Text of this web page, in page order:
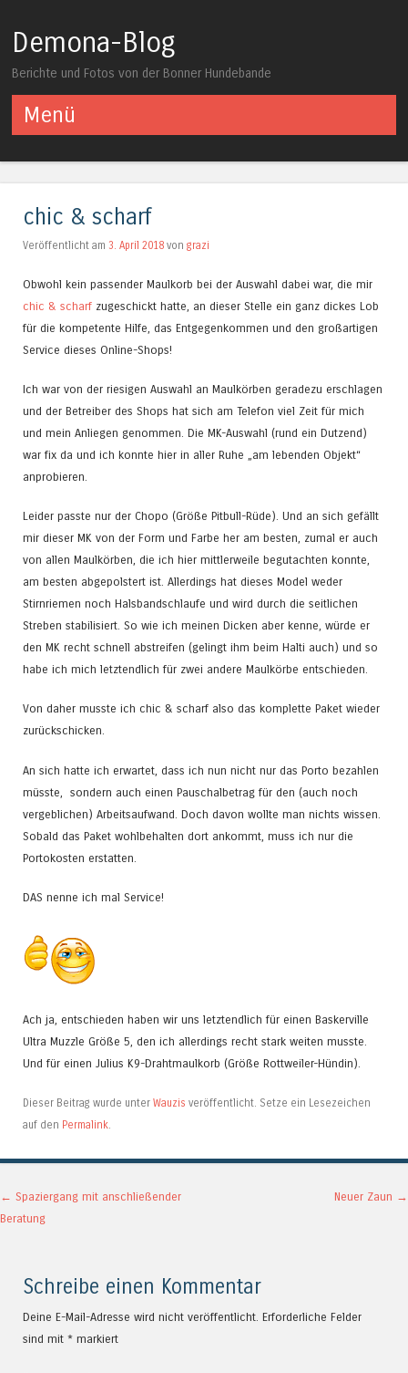
Demona-Blog
Berichte und Fotos von der Bonner Hundebande
Menü
chic & scharf
Veröffentlicht am 3. April 2018 von grazi
Obwohl kein passender Maulkorb bei der Auswahl dabei war, die mir
chic & scharf zugeschickt hatte, an dieser Stelle ein ganz dickes Lob
für die kompetente Hilfe, das Entgegenkommen und den großartigen
Service dieses Online-Shops!
Ich war von der riesigen Auswahl an Maulkörben geradezu erschlagen
und der Betreiber des Shops hat sich am Telefon viel Zeit für mich
und mein Anliegen genommen. Die MK-Auswahl (rund ein Dutzend)
war fix da und ich konnte hier in aller Ruhe „am lebenden Objekt“
anprobieren.
Leider passte nur der Chopo (Größe Pitbull-Rüde). Und an sich gefällt
mir dieser MK von der Form und Farbe her am besten, zumal er auch
von allen Maulkörben, die ich hier mittlerweile begutachten konnte,
am besten abgepolstert ist. Allerdings hat dieses Model weder
Stirnriemen noch Halsbandschlaufe und wird durch die seitlichen
Streben stabilisiert. So wie ich meinen Dicken aber kenne, würde er
den MK recht schnell abstreifen (gelingt ihm beim Halti auch) und so
habe ich mich letztendlich für zwei andere Maulkörbe entschieden.
Von daher musste ich chic & scharf also das komplette Paket wieder
zurückschicken.
An sich hatte ich erwartet, dass ich nun nicht nur das Porto bezahlen
müsste, sondern auch einen Pauschalbetrag für den (auch noch
vergeblichen) Arbeitsaufwand. Doch davon wollte man nichts wissen.
Sobald das Paket wohlbehalten dort ankommt, muss ich nur die
Portokosten erstatten.
DAS nenne ich mal Service!
Ach ja, entschieden haben wir uns letztendlich für einen Baskerville
Ultra Muzzle Größe 5, den ich allerdings recht stark weiten musste.
Und für einen Julius K9-Drahtmaulkorb (Größe Rottweiler-Hündin).
Dieser Beitrag wurde unter Wauzis veröffentlicht. Setze ein Lesezeichen
auf den Permalink.
Artikel-Navigation
← Spaziergang mit anschließender
Beratung
Neuer Zaun →
Schreibe einen Kommentar
Deine E-Mail-Adresse wird nicht veröffentlicht. Erforderliche Felder
sind mit * markiert